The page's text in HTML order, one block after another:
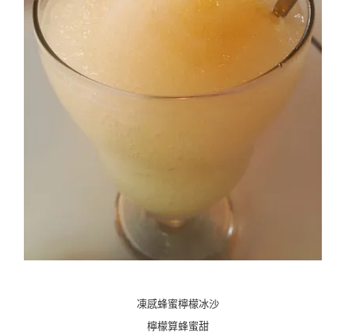
凍感蜂蜜檸檬冰沙
檸檬算蜂蜜甜